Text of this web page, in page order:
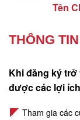
Tên
THÔNG
Khi đăng ký trở
được các lợi
Tham gia các